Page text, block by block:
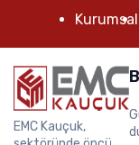
Kurumsal
EMC Kauçuk,